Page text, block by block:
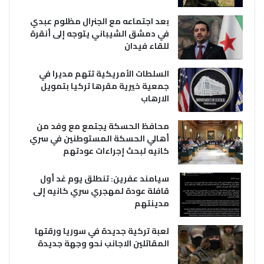
بعد اجتماعه مع الجنرال مظلوم عبدي
في دمشق الشيباني يتوجه إلى أنقرة
للقاء فيدان
السلطات الأمريكية تتهم مديرا في
جمعية خيرية مقرها تركيا بتمويل
الارهاب
محافظ الحسكة يجتمع مع وفد من
أهالي الحسكة المستوطنين في سري
كانيه لبحث إجراءات عودتهم
سيامند عفرين: تنطلق يوم غد أول
قافلة عودة لمهجري سري كانيه إلى
مدينتهم
لعبة تركية جديدة في سوريا ورقتها
المقاتلين الاجانب نحو وجهة جديدة